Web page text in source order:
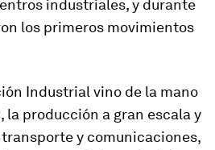
industriales, y durante
los primeros movimientos
Industrial vino de la mano
producción a gran escala y
y comunicaciones,